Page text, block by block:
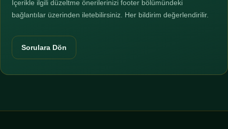
İçerikle ilgili düzeltme önerilerinizi footer bölümündeki
bağlantılar üzerinden iletebilirsiniz. Her bildirim değerlendirilir.
Sorulara Dön